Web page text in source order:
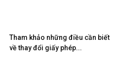
Tham khảo những điều cần biết
về thay đổi giấy phép...